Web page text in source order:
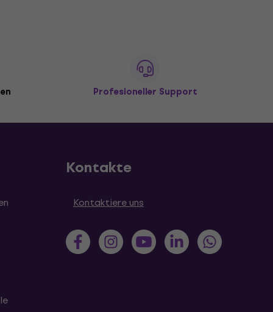
Profesioneller Support
Kontakte
Kontaktiere uns